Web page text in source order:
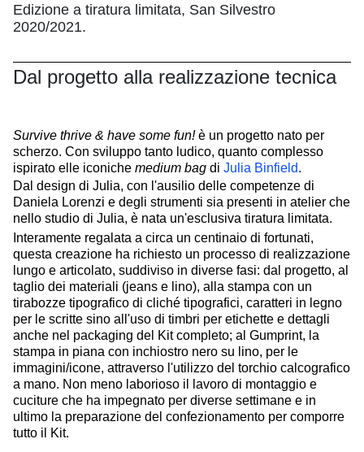
Edizione a tiratura limitata, San Silvestro
2020/2021.
Dal progetto alla realizzazione tecnica
Survive thrive & have some fun!è un progetto nato per
scherzo. Con sviluppo tanto ludico, quanto complesso
ispirato elle iconiche medium bag di Julia Binfield.
Dal design di Julia, con l'ausilio delle competenze di
Daniela Lorenzi e degli strumenti sia presenti in atelier che
nello studio di Julia, è nata un'esclusiva tiratura limitata.
Interamente regalata a circa un centinaio di fortunati,
questa creazione ha richiesto un processo di realizzazione
lungo e articolato, suddiviso in diverse fasi: dal progetto, al
taglio dei materiali (jeans e lino), alla stampa con un
tirabozze tipografico di cliché tipografici, caratteri in legno
per le scritte sino all'uso di timbri per etichette e dettagli
anche nel packaging del Kit completo; al Gumprint, la
stampa in piana con inchiostro nero su lino, per le
immagini/icone, attraverso l'utilizzo del torchio calcografico
a mano. Non meno laborioso il lavoro di montaggio e
cuciture che ha impegnato per diverse settimane e in
ultimo la preparazione del confezionamento per comporre
tutto il Kit.